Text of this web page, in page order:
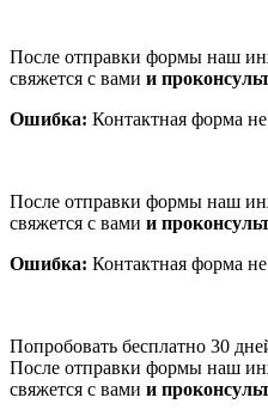
После отправки формы наш
свяжется с вами и
Ошибка: Контактная форма
После отправки формы наш
свяжется с вами и
Ошибка: Контактная форма
Попробовать бесплатно 30
После отправки формы наш
свяжется с вами и